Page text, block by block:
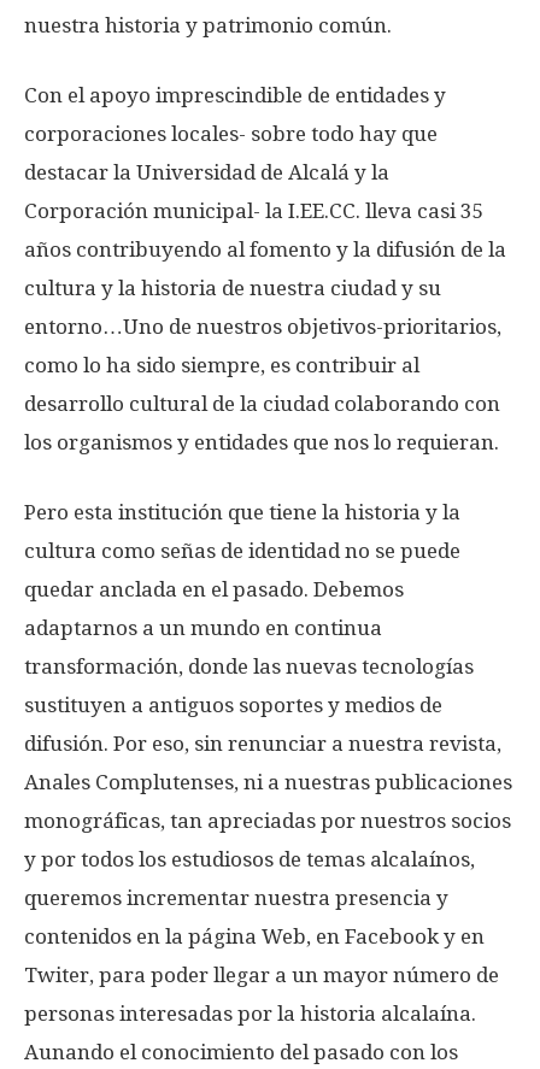
nuestra historia y patrimonio común.
Con el apoyo imprescindible de entidades y
corporaciones locales- sobre todo hay que
destacar la Universidad de Alcalá y la
Corporación municipal- la I.EE.CC. lleva casi 35
años contribuyendo al fomento y la difusión de la
cultura y la historia de nuestra ciudad y su
entorno…Uno de nuestros objetivos-prioritarios,
como lo ha sido siempre, es contribuir al
desarrollo cultural de la ciudad colaborando con
los organismos y entidades que nos lo requieran.
Pero esta institución que tiene la historia y la
cultura como señas de identidad no se puede
quedar anclada en el pasado. Debemos
adaptarnos a un mundo en continua
transformación, donde las nuevas tecnologías
sustituyen a antiguos soportes y medios de
difusión. Por eso, sin renunciar a nuestra revista,
Anales Complutenses, ni a nuestras publicaciones
monográficas, tan apreciadas por nuestros socios
y por todos los estudiosos de temas alcalaínos,
queremos incrementar nuestra presencia y
contenidos en la página Web, en Facebook y en
Twiter, para poder llegar a un mayor número de
personas interesadas por la historia alcalaína.
Aunando el conocimiento del pasado con los